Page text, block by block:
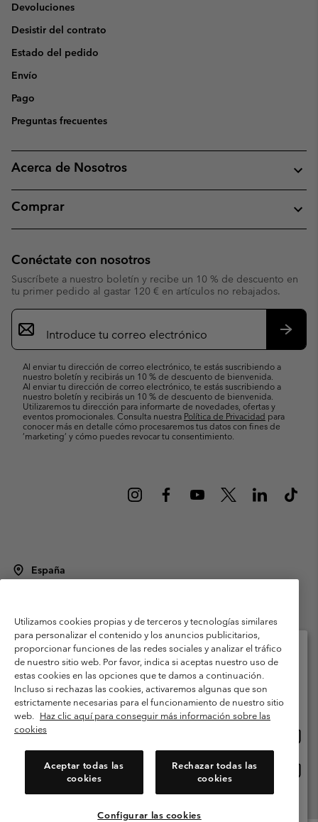
Devoluciones
Desistir del contrato
Estado del pedido
Envío
Pago
Preguntas frecuentes
Acerca de Nosotros
Comprar
Conéctate con nosotros
Suscríbete a nuestro boletín y recibe un 10 % de descuento en
tu primer pedido al gastar 120 € en artículos no rebajados.
Suscripción
de
correo
Al enviar tu dirección de correo electrónico, te estás suscribiendo a
nuestro boletín y recibirás un 10 % de descuento de bienvenida.
Al enviar tu dirección de correo electrónico, te estás suscribiendo a
nuestro boletín y recibirás un 10 % de descuento de bienvenida.
Utilizaremos tu dirección para informarte de novedades, ofertas y
eventos promocionales. Consulta nuestra Política de Privacidad para
conocer más en detalle cómo procesaremos tus datos con fines de
’marketing’ y cómo puedes revocar tu consentimiento.
España
Condiciones de uso
Terminos de Venta
Garantía
Política de Privacidad
Términos y condiciones del programa de miembros
Términos De Uso Del Contenido Generado Por Los Usuarios
Impressum
Cookies Public CBCR
Utilizamos cookies propias y de terceros y tecnologías similares
para personalizar el contenido y los anuncios publicitarios,
proporcionar funciones de las redes sociales y analizar el tráfico
de nuestro sitio web. Por favor, indica si aceptas nuestro uso de
estas cookies en las opciones que te damos a continuación.
Incluso si rechazas las cookies, activaremos algunas que son
estrictamente necesarias para el funcionamiento de nuestro sitio
web. Haz clic aquí para conseguir más información sobre las
cookies
Aceptar todas las
cookies
Rechazar todas las
cookies
Configurar las cookies
Selecciona tu país e idioma envío
Compras en línea disponibles
línea
España
Ver Todos Los Países